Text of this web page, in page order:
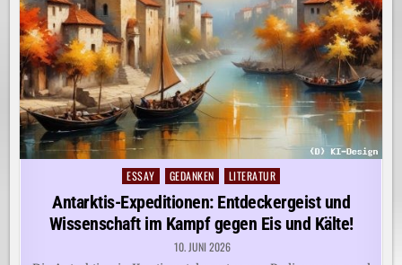
Posted
in
ESSAY GEDANKEN LITERATUR
Antarktis-Expeditionen: Entdeckergeist und
Wissenschaft im Kampf gegen Eis und Kälte!
10. JUNI 2026